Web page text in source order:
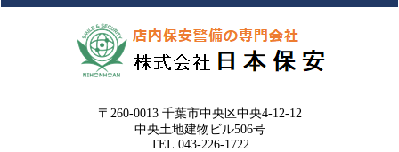
〒260-0013 千葉市中央区中央4-12-12
中央土地建物ビル506号
TEL.043-226-1722